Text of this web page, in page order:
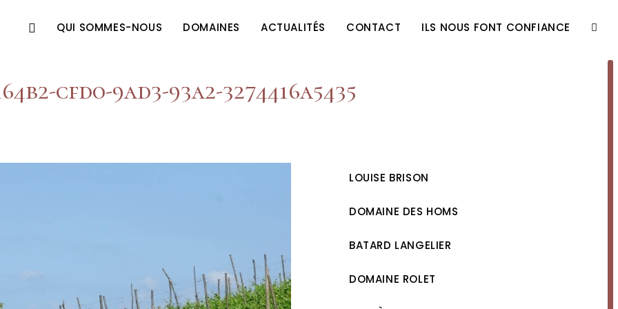
QUI SOMMES-NOUS DOMAINES ACTUALITÉS CONTACT ILS NOUS FONT CONFIANCE
cfd0-9ad3-93a2-3274416a5435
LOUISE BRISON
DOMAINE DES HOMS
BATARD LANGELIER
DOMAINE ROLET